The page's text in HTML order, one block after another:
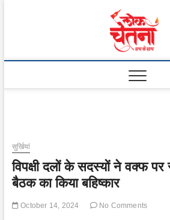
सुर्खियां
विपक्षी दलों के सदस्यों ने वक्फ पर
बैठक का किया बहिष्कार
October 14, 2024 No Comments